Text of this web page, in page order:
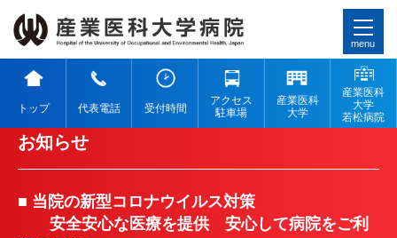
menu
お知らせ
■ 当院の新型コロナウイルス対策
安全安心な医療を提供 安心して病院をご利
トップ 代表電話 受付時間
アクセス
駐車場
産業医科
大学
産業医科
大学
若松病院